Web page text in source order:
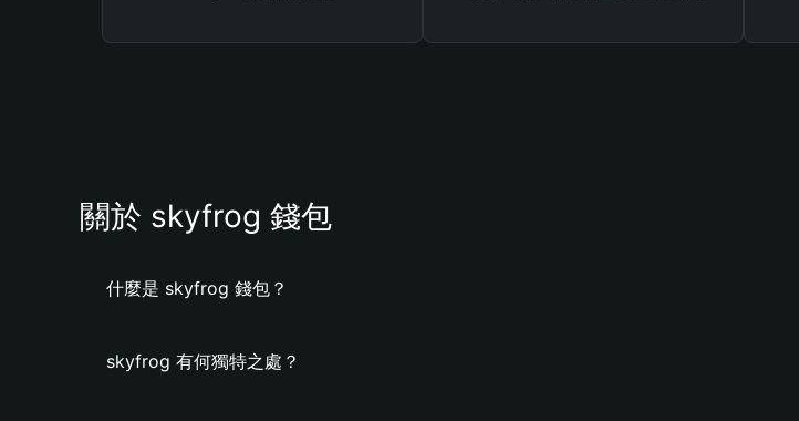
關於 skyfrog 錢包
什麼是 skyfrog 錢包？
skyfrog 有何獨特之處？